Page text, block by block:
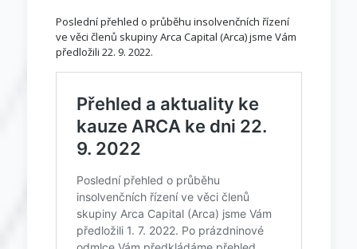
Poslední přehled o průběhu insolvenčních řízení
ve věci členů skupiny Arca Capital (Arca) jsme Vám
předložili 22. 9. 2022.